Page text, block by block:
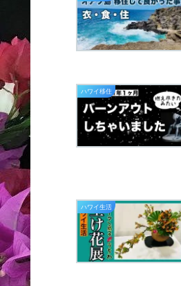
ハワイ移住
ハワイ生活